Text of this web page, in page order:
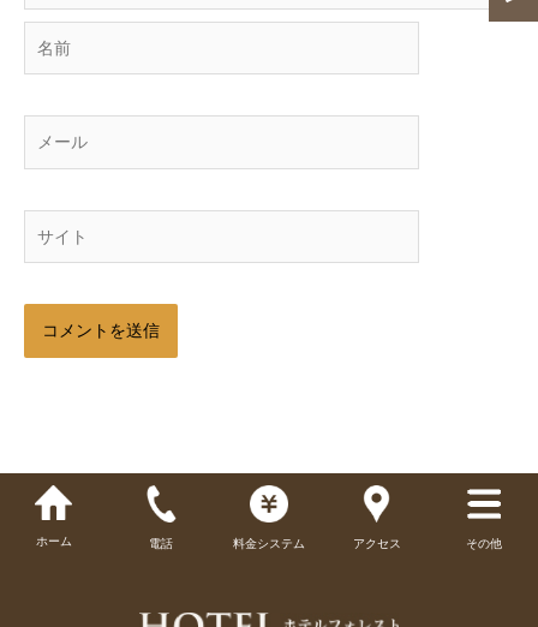
ー
ホーム 電話 料金システム アクセス その他